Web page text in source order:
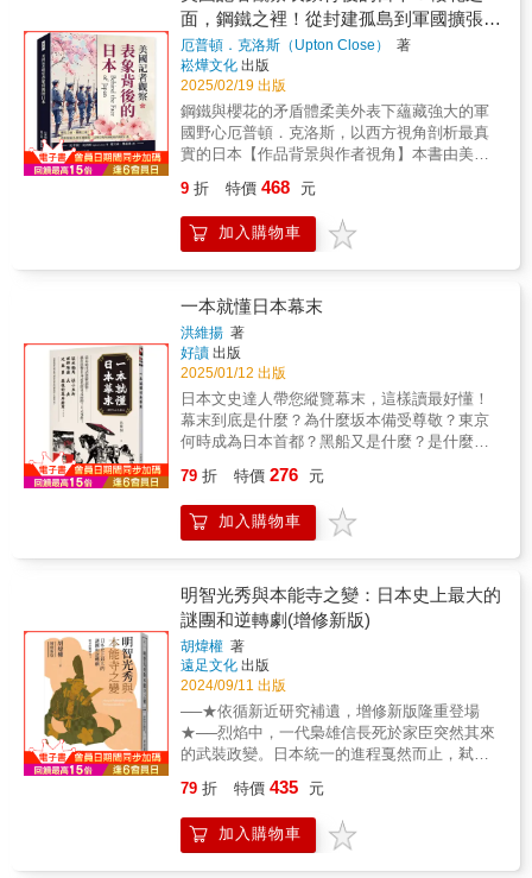
描寫。 沖繩戰是沖繩人不曾淡忘的歷史記
憶，經由本書，我們不但可以深入了解沖繩的
過去，也可以進一步體認沖繩人對戰爭的警醒
和反思。
角、三好等家族的沉浮，作者以深入的分析與
扎實的史料還原戰國時代的政治鬥爭與軍事策
略。▎紀傳體結構與家族視角與一般編年體戰
國史書不同，本書以「家族」為單位，分章講
述不同勢力的歷史發展。例如織田家的崛起與
織田信長的改革、三好家與六角家的衰敗、足
利將軍家的動盪，以及德川家康的成長過程
等。這種敘述方式不僅讓讀者更容易理解各家
族的內部變化，也能更直觀地看到戰國時代權
強調歷史考據，對於坊間流傳的許多戰國故事
進行了考證與修正。例如桶狹間之戰並非單純
的奇襲戰，而是織田信長基於地形與敵軍布陣
秀的經濟實力如何奠定信長的基礎，並解析德
川家康如何透過外交與軍事手段逐步奠定霸
業。本書大量引用《信長公記》等史料，去偽
存真，使讀者能夠更接近歷史的真實樣貌。▎
戰國時代的政治與軍事解析本書不僅描述各家
族的歷史，還深入探討戰國時代的政治、軍事
策略。從信長的「天下布武」到德川家康的聯
詳細解析了當時的權力結構與軍事戰略，讓讀
者理解戰國時代如何從割據混戰走向統一。此
外，書中也提到戰國時代的城郭建設、經濟發
展，以及與歐洲傳教士的交流，豐富了對這一
書不僅是一部深入研究戰國時代的歷史專著，
也是一部適合大眾讀者閱讀的作品。作者以流
暢的敘事方式，將複雜的歷史脈絡梳理得井然
有序，使戰國時代的風雲變幻更加鮮活。對於
想要深入了解日本戰國史、研究戰國武士文
化，或是希望破除歷史迷思的讀者而言，本書
都是一本值得一讀的優秀作品。本書特色：本
書以紀傳體方式敘述戰國時代各大勢力的興
衰，避開編年體的瑣碎，讓讀者清晰理解武士
家族發展脈絡。作者嚴謹考據，糾正通俗故事
足利、六角、三好、羽柴、德川等家族的歷
史，分析政治與軍事策略，並挑戰傳統戰國傳
說，使本書兼具學術價值與可讀性。
面，鋼鐵之裡！從封建孤島到軍國擴張，
以西方視角剖析最真實的日本
厄普頓．克洛斯（Upton Close）
著
崧燁文化 出版
2025/02/19 出版
鋼鐵與櫻花的矛盾體柔美外表下蘊藏強大的軍
國野心厄普頓．克洛斯，以西方視角剖析最真
實的日本【作品背景與作者視角】本書由美國
日本社會、文化、歷史與軍事的著作。克洛斯
以其多年在亞洲的新聞經歷，結合親身觀察和
深入研究，揭示了日本自封建時代至軍國主義
色及其對國際局勢的影響。◎日本的雙重特
質：鋼鐵與櫻花克洛斯以鮮明的對比手法，將
日本的內在矛盾比作鋼鐵與櫻花的共存：既有
冷酷的軍事力量與工業擴張，也充滿文化魅力
與傳統美學。他指出日本以其堅韌不拔的民族
精神支撐軍國野心，外在展現柔美，而內在卻
蘊藏強大的侵略動力。這種矛盾特質塑造了日
本在二十世紀國際舞臺上的特殊地位。▎日本
民族精神的剖析書中深入探討日本人高度統一
義的結合。作者強調這種精神根植於宗教式的
崇拜與自我犧牲的文化習慣，使日本能以高度
的紀律和決心推進其政治與軍事目標。同時，
外擴張。▎日本的軍國主義與國際影響克洛斯
重點分析了日本軍國主義的崛起過程，特別是
從明治維新以來的現代化、工業化到太平洋戰
爭的爆發。他揭露日本如何透過軍事擴張和經
濟控制，試圖建立一個以「八紘一宇」為核心
的帝國夢想，並討論其對亞洲鄰國及西方世界
的威脅與挑戰。▎作者的觀點與批判身為一名
來自西方的觀察者，克洛斯的語調中帶有對日
了某種程度的讚賞。他揭露日本社會與政府的
多重面貌，從人文藝術到政治陰謀，從文化輸
出到資訊控制，使讀者更全面地理解日本的表
象與其背後的真相。➔不僅是對日本歷史的記
9 折 特價 468 元
加入購物車
一本就懂日本幕末
洪維揚 著
好讀 出版
2025/01/12 出版
日本文史達人帶您縱覽幕末，這樣讀最好懂！
幕末到底是什麼？為什麼坂本備受尊敬？東京
何時成為日本首都？黑船又是什麼？是什麼樣
隆盛、新選組、桂小太郎、篤姬，最後的幕府
將軍......熟悉的歷史明星們，又在幕末時期扮
演了什麼角色？★日本歷史專家洪維揚清楚解
人事物繪製情境圖像，一眼掌握時代特色。★
每章大事件都配上「小檔案」，輕鬆掌握事件
全貌。幕末時代清楚解說版！抓住影響日本近
代歷史走向的20大事件！深入淺出的主題式內
容，讓台灣人看日本史也能通。黑船到來、攘
夷志士、新選組、薩長同盟、四境戰爭、大政
奉還、無血開城、龍馬暗殺、奠都東京讓我們
一起進入日本精彩的幕末時代吧！
79 折 特價 276 元
加入購物車
明智光秀與本能寺之變：日本史上最大的
謎團和逆轉劇(增修新版)
胡煒權 著
遠足文化 出版
2024/09/11 出版
──★依循新近研究補遺，增修新版隆重登場
★──烈焰中，一代梟雄信長死於家臣突然其來
的武裝政變。日本統一的進程戛然而止，弒主
兵？信長又為何惹上殺身之禍？本書將抽絲剝
繭，為您解開日本史上最大的武裝政變之謎。
◆增修新版特別收錄：九份「本能寺之變」重
79 折 特價 435 元
加入購物車